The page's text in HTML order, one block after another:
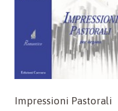
Impressioni Pastorali